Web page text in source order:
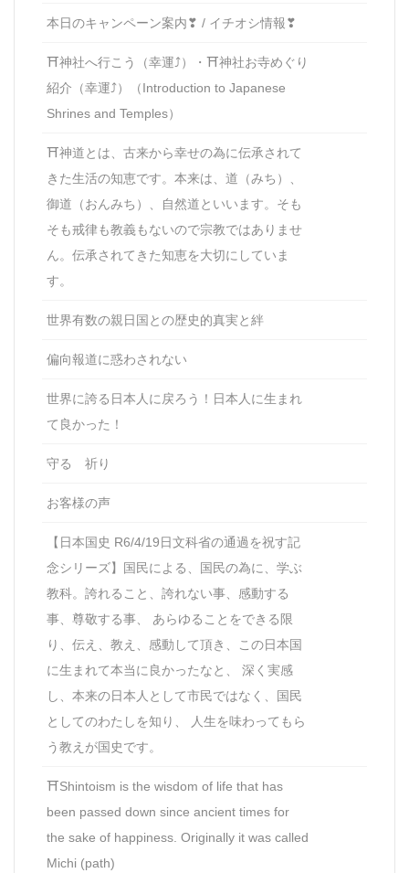
本日のキャンペーン案内❣ / イチオシ情報❣
⛩神社へ行こう（幸運⤴）・⛩神社お寺めぐり
紹介（幸運⤴）（Introduction to Japanese
Shrines and Temples）
⛩神道とは、古来から幸せの為に伝承されて
きた生活の知恵です。本来は、道（みち）、
御道（おんみち）、自然道といいます。そも
そも戒律も教義もないので宗教ではありませ
ん。伝承されてきた知恵を大切にしていま
す。
世界有数の親日国との歴史的真実と絆
偏向報道に惑わされない
世界に誇る日本人に戻ろう！日本人に生まれ
て良かった！
守る 祈り
お客様の声
【日本国史 R6/4/19日文科省の通過を祝す記
念シリーズ】国民による、国民の為に、学ぶ
教科。誇れること、誇れない事、感動する
事、尊敬する事、 あらゆることをできる限
り、伝え、教え、感動して頂き、この日本国
に生まれて本当に良かったなと、 深く実感
し、本来の日本人として市民ではなく、国民
としてのわたしを知り、 人生を味わってもら
う教えが国史です。
⛩Shintoism is the wisdom of life that has
been passed down since ancient times for
the sake of happiness. Originally it was called
Michi (path)